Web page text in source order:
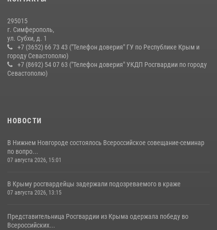
10 июля 2026, 15:10
295015
г. Симферополь,
ул. Субхи, д. 1
+7 (3652) 66 73 43 ("Телефон доверия" ГУ по Республике Крым и
городу Севастополю)
+7 (8692) 54 07 63 ("Телефон доверия" УКДП Росгвардии по городу
Севастополю)
НОВОСТИ
В Нижнем Новгороде состоялось Всероссийское совещание-семинар
по вопро...
07 августа 2026, 15:01
В Крыму росгвардейцы задержали подозреваемого в краже
07 августа 2026, 13:15
Представительница Росгвардии из Крыма одержала победу во
Всероссийских...